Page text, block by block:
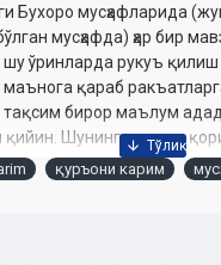
Бухоро мусҳафларида
мусҳафда) ҳар бир
ўринларда рукуъ қилиш
қараб
тақсим бирор маълум
Шунинг учун ҳам
одатда саҳифалар
қуръони карим